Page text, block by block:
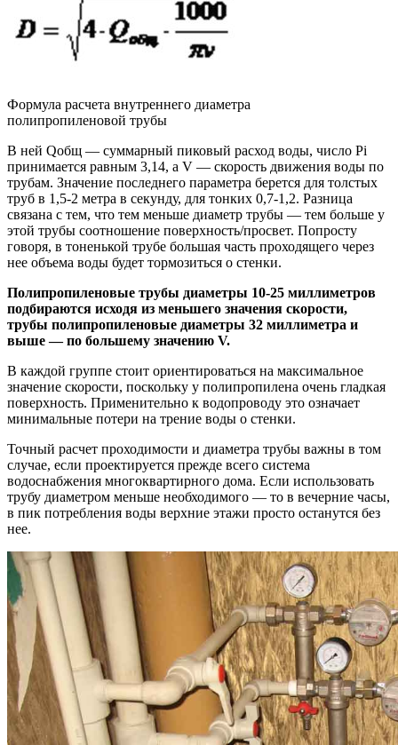
Формула расчета внутреннего диаметра
полипропиленовой трубы
В ней Qобщ — суммарный пиковый расход воды, число Pi
принимается равным 3,14, а V — скорость движения воды по
трубам. Значение последнего параметра берется для толстых
труб в 1,5-2 метра в секунду, для тонких 0,7-1,2. Разница
связана с тем, что тем меньше диаметр трубы — тем больше у
этой трубы соотношение поверхность/просвет. Попросту
говоря, в тоненькой трубе большая часть проходящего через
нее объема воды будет тормозиться о стенки.
Полипропиленовые трубы диаметры 10-25 миллиметров
подбираются исходя из меньшего значения скорости,
трубы полипропиленовые диаметры 32 миллиметра и
выше — по большему значению V.
В каждой группе стоит ориентироваться на максимальное
значение скорости, поскольку у полипропилена очень гладкая
поверхность. Применительно к водопроводу это означает
минимальные потери на трение воды о стенки.
Точный расчет проходимости и диаметра трубы важны в том
случае, если проектируется прежде всего система
водоснабжения многоквартирного дома. Если использовать
трубу диаметром меньше необходимого — то в вечерние часы,
в пик потребления воды верхние этажи просто останутся без
нее.